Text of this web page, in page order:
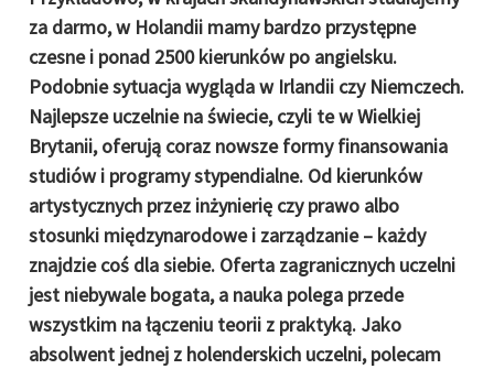
za darmo, w Holandii mamy bardzo przystępne
czesne i ponad 2500 kierunków po angielsku.
Podobnie sytuacja wygląda w Irlandii czy Niemczech.
Najlepsze uczelnie na świecie, czyli te w Wielkiej
Brytanii, oferują coraz nowsze formy finansowania
studiów i programy stypendialne. Od kierunków
artystycznych przez inżynierię czy prawo albo
stosunki międzynarodowe i zarządzanie – każdy
znajdzie coś dla siebie. Oferta zagranicznych uczelni
jest niebywale bogata, a nauka polega przede
wszystkim na łączeniu teorii z praktyką. Jako
absolwent jednej z holenderskich uczelni, polecam